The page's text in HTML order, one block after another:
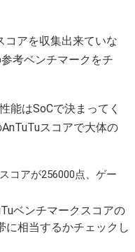
コアを収集出来ていな
考ベンチマークをチ
能はSoCで決まってく
スコアで大体の
コアが256000点、ゲー
ベンチマークスコアの
に相当するかチェックし